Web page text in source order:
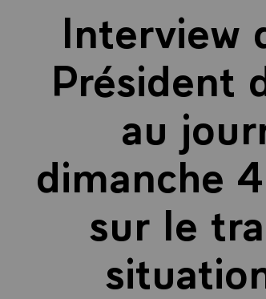
Interview
Président
au
dimanche
sur le